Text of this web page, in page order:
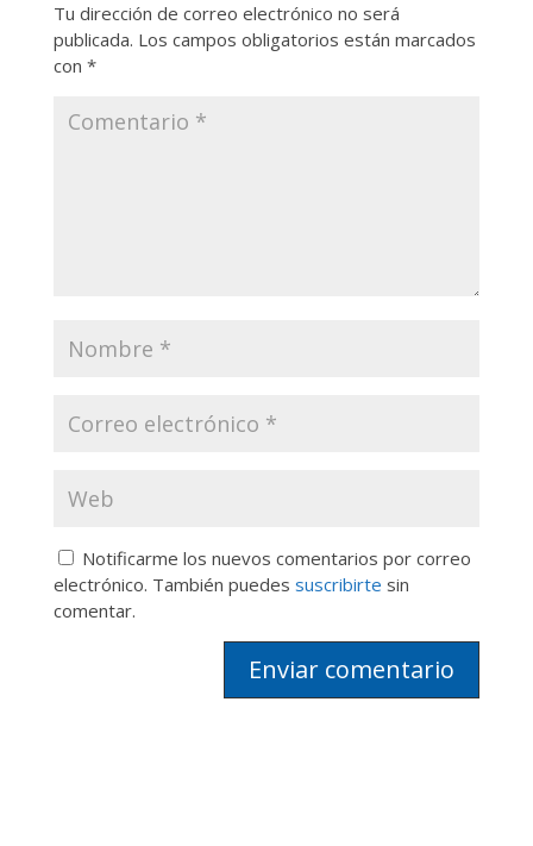
Tu dirección de correo electrónico no será
publicada. Los campos obligatorios están marcados
con *
Notificarme los nuevos comentarios por correo
electrónico. También puedes suscribirte sin
comentar.